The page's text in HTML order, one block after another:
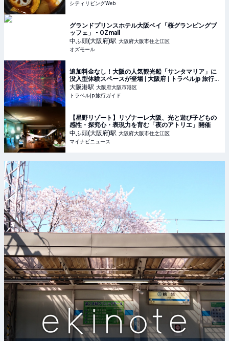
シティリビングWeb
グランドプリンスホテル大阪ベイ「桜グランピングブ
ッフェ」 - OZmall
中ふ頭(大阪府)駅 大阪府大阪市住之江区
オズモール
追加料金なし！大阪の人気観光船「サンタマリア」に
没入型体験スペースが登場 | 大阪府 | トラベルjp 旅行ガ
イド
大阪港駅 大阪府大阪市港区
トラベルjp 旅行ガイド
【星野リゾート】リゾナーレ大阪、光と遊び子どもの
感性・探究心・表現力を育む「夜のアトリエ」開催
中ふ頭(大阪府)駅 大阪府大阪市住之江区
マイナビニュース